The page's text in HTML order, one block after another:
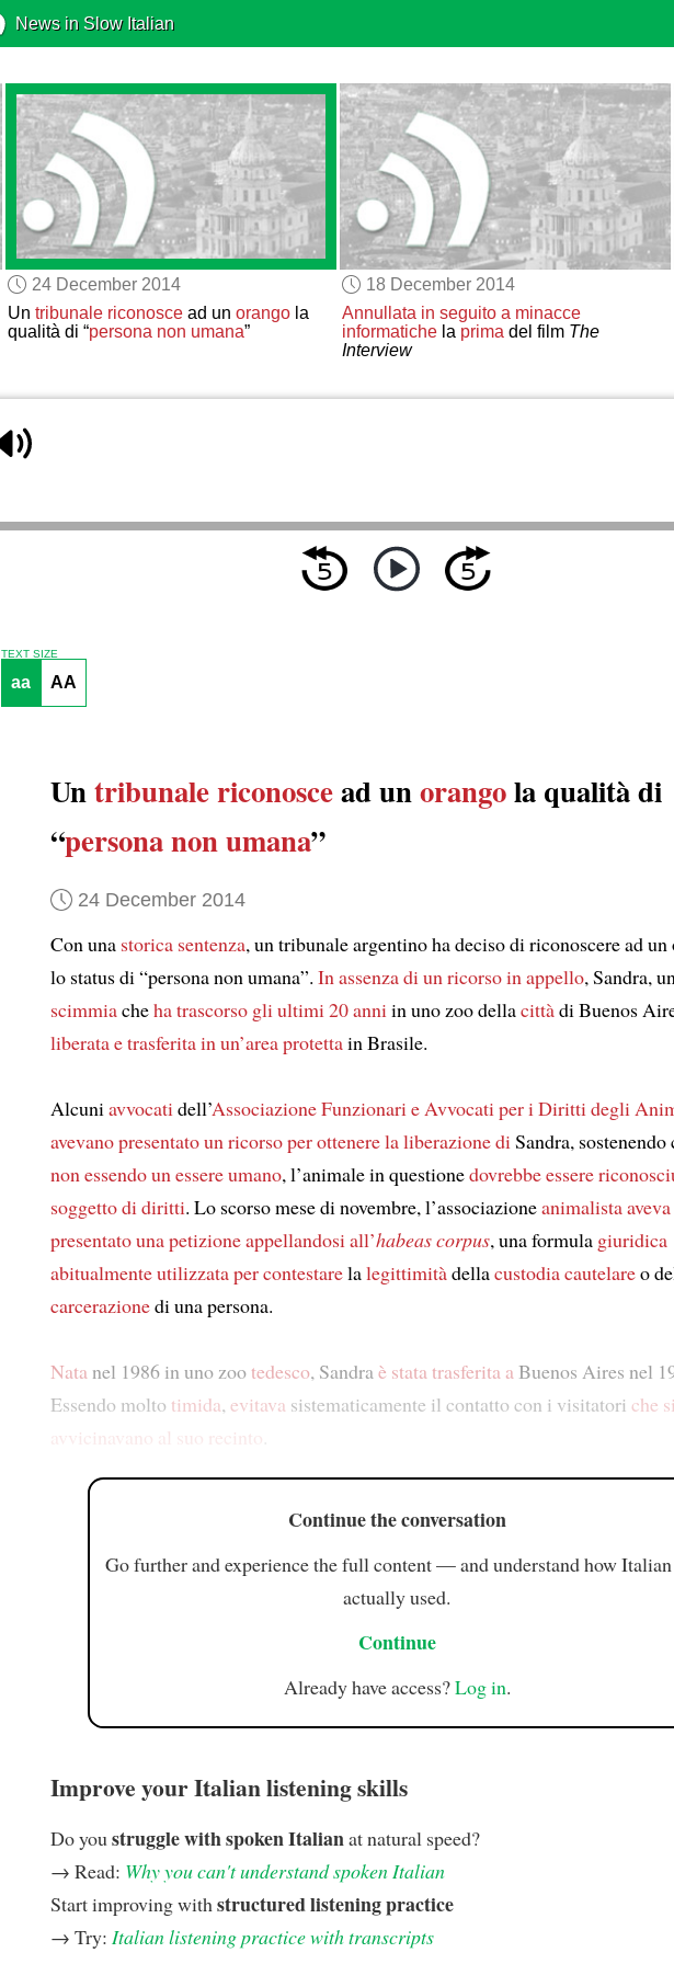
News in Slow Italian
24 December 2014
Un tribunale riconoscead un orangola
qualità di “persona non umana”
18 December 2014
Annullata in seguito a minacce
informatichela primadel film The
Interview
TEXT SIZE
aa AA
Untribunalericonoscead unorangola qualità di
“persona non umana”
24 December 2014
Con una storica sentenza, un tribunale argentino ha deciso di riconoscere ad un
lo status di “persona non umana”. In assenza di un ricorso in appello, Sandra,
scimmiacheha trascorso gli ultimi 20 anniin uno zoo dellacittàdi Buenos
liberatae trasferitain un’area protettain Brasile.
Alcuniavvocatidell’Associazione Funzionari e Avvocati per i Diritti degli
avevano presentato un ricorsoper ottenere la liberazione diSandra, sostenendo
non essendo un essere umano, l’animale in questionedovrebbe essere
soggetto di diritti. Lo scorso mese di novembre, l’associazioneanimalistaaveva
presentato una petizione appellandosi all’habeas corpus, una formula giuridica
abitualmenteutilizzataper contestarelalegittimitàdellacustodia cautelareo
carcerazionedi una persona.
Nata nel 1986 in uno zootedesco, Sandraè stata trasferita aBuenos Aires nel
Essendo molto timida, evitava sistematicamente il contatto con i visitatori che si
avvicinavano al suo recinto
Continue the conversation
Go further and experience the full content — and understand how
actually used.
Continue
Already have access?Log in.
Improve your Italian listening skills
Do youstruggle with spoken Italianat natural speed?
→ Read: Why you can't understand spoken Italian
Start improving withstructured listening practice
→ Try: Italian listening practice with transcripts